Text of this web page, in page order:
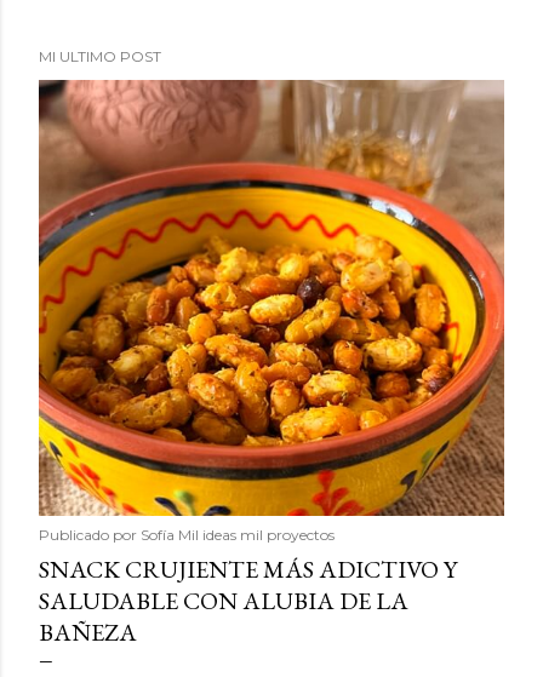
MI ULTIMO POST
Publicado por Sofía Mil ideas mil proyectos
SNACK CRUJIENTE MÁS ADICTIVO Y
SALUDABLE CON ALUBIA DE LA
BAÑEZA